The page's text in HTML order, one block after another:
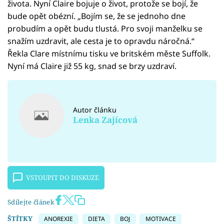
života. Nyní Claire bojuje o život, protože se bojí, že
bude opět obézní. „Bojím se, že se jednoho dne
probudím a opět budu tlustá. Pro svoji manželku se
snažím uzdravit, ale cesta je to opravdu náročná.“
Řekla Clare místnímu tisku ve britském měste Suffolk.
Nyní má Claire již 55 kg, snad se brzy uzdraví.
Autor článku
Lenka Zajícová
VSTOUPIT DO DISKUZE
Sdílejte článek
ŠTÍTKY
ANOREXIE DIETA BOJ MOTIVACE